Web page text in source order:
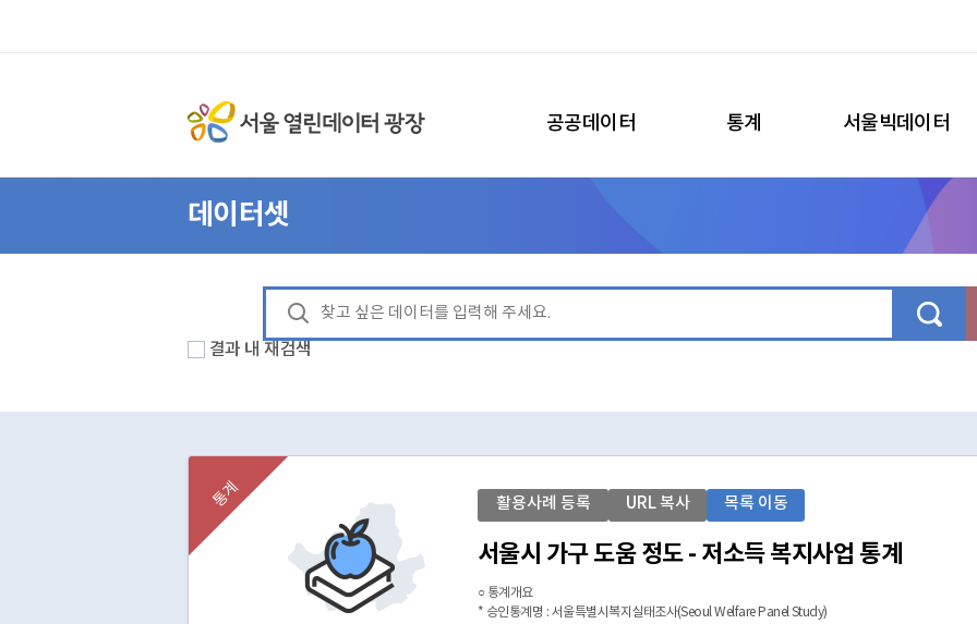
공공데이터 통계 서울빅데이터
데이터셋
결과 내 재검색
통계 활용사례 등록 URL 복사 목록 이동
서울시 가구 도움 정도 - 저소득 복지사업 통계
○ 통계개요
* 승인통계명 : 서울특별시복지실태조사(Seoul Welfare Panel Study)